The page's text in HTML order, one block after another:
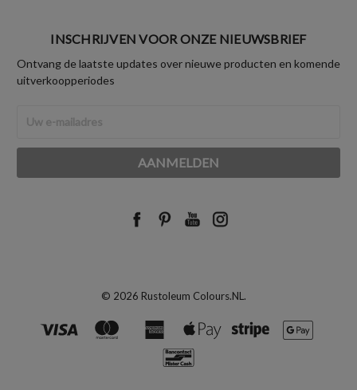
INSCHRIJVEN VOOR ONZE NIEUWSBRIEF
Ontvang de laatste updates over nieuwe producten en komende
uitverkoopperiodes
mailadres
© 2026 Rustoleum Colours.NL.